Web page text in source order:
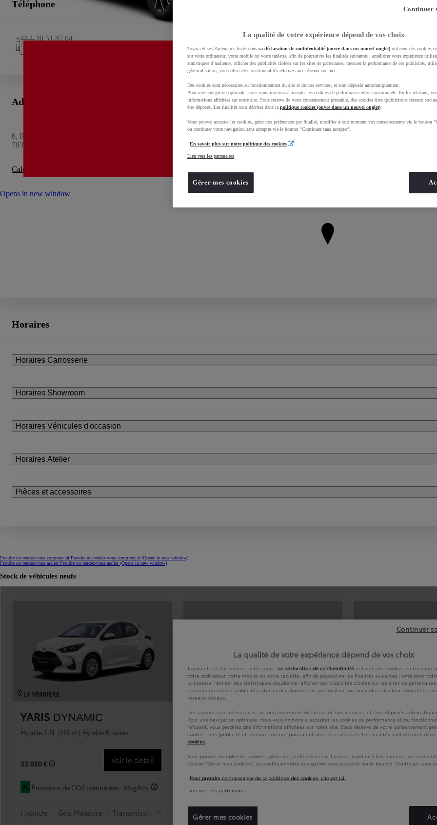
À partir de 19 700 €
HYBRIDE
Téléphone
+33 1 30 51 87 04
lexus.bernier.laverriere@groupebernier.com
Adresse
6, RN 10
78320
Calculez votre itinéraire
Opens in new window
Horaires
Horaires Carrosserie
Horaires Showroom
Horaires Véhicules d'occasion
Horaires Atelier
Pièces et accessoires
Prendre un rendez-vous commercial Prendre un rendez-vous commercial (Opens in new window)
Prendre un rendez-vous atelierPrendre un rendez-vous atelier(Opens in new window)
Stock de véhicules neufs
La qualité de votre expérience dépend de vos choix
Toyota et ses Partenaires listés dans sa déclaration de confidentialité (ouvre dans un nouvel onglet) utilisent des cookies
sur votre ordinateur, votre mobile ou votre tablette, afin de poursuivre les finalités suivantes : améliorer votre expérience
statistiques d’audience, afficher des publicités ciblées sur les sites de partenaires, mesurer la performance de ces publicités,
géolocalisation, vous offrir des fonctionnalités relatives aux réseaux sociaux.
Des cookies sont nécessaires au fonctionnement du site et de nos services, et sont déposés automatiquement.
Pour une navigation optimale, nous vous invitons à accepter les cookies de performance et/ou fonctionnels. En les refusant,
informations affichées sur notre site. Sous réserve de votre consentement préalable, des cookies tiers (publicité et réseaux
être déposés. Les finalités sont décrites dans la politique cookies (ouvre dans un nouvel onglet)
Vous pouvez accepter les cookies, gérer vos préférences par finalité, modifier à tout moment vos consentements via le bouton
ou continuer votre navigation sans accepter via le bouton "Continuer sans accepter".
En savoir plus sur notre politique des cookies
Lien vers les partenaires
Gérer mes cookies
Continuer